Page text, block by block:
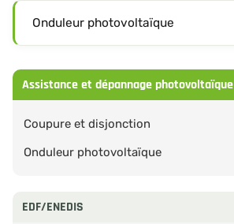
Assistance et dépannage photovoltaïque
Coupure et disjonction
Onduleur photovoltaïque
EDF/ENEDIS
Onduleur photovoltaïque